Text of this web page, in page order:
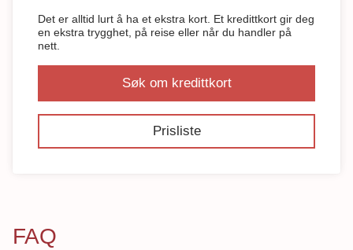
Det er alltid lurt å ha et ekstra kort. Et kredittkort gir deg
en ekstra trygghet, på reise eller når du handler på
nett.
Søk om kredittkort
Prisliste
FAQ